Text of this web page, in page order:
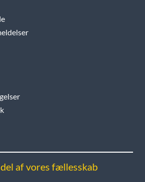
af vores fællesskab